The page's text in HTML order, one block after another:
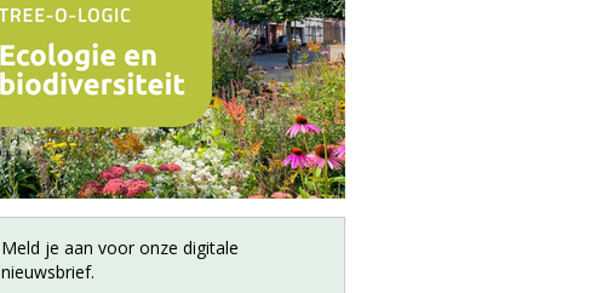
Meld je aan voor onze digitale
nieuwsbrief.